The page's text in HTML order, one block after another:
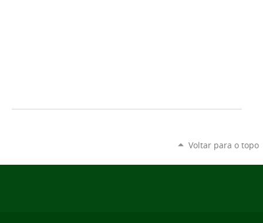
Voltar para o topo